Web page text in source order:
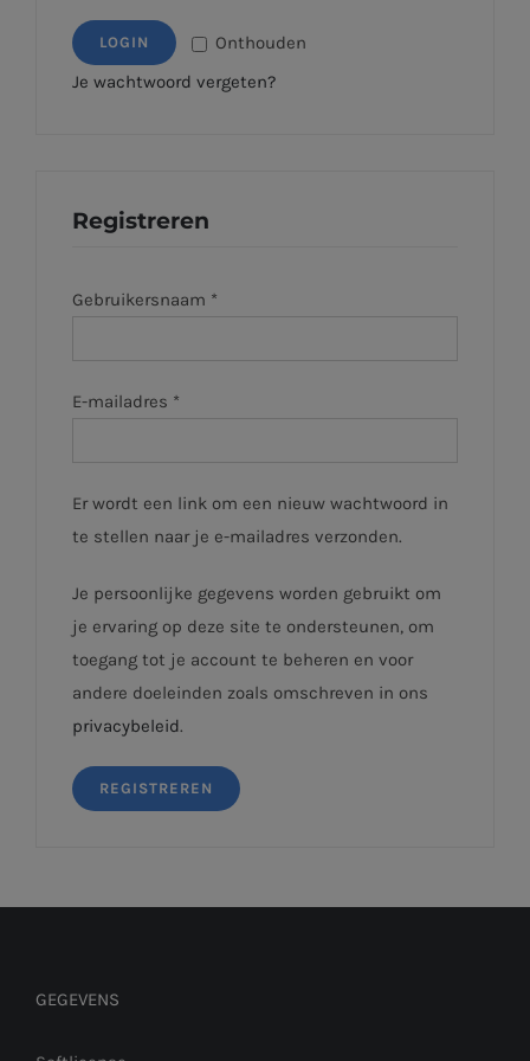
Onthouden
LOGIN
Je wachtwoord vergeten?
Registreren
Gebruikersnaam *Vereist
E-mailadres *Vereist
Er wordt een link om een nieuw wachtwoord in
te stellen naar je e-mailadres verzonden.
Je persoonlijke gegevens worden gebruikt om
je ervaring op deze site te ondersteunen, om
toegang tot je account te beheren en voor
andere doeleinden zoals omschreven in ons
privacybeleid.
REGISTREREN
GEGEVENS